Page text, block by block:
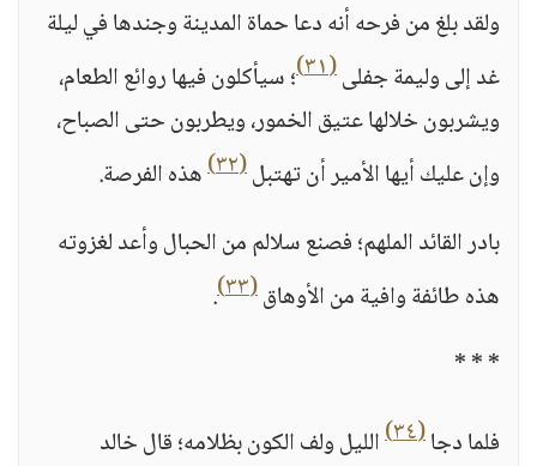
ولقد بلغ من فرحه أنه دعا حماة المدينة وجندها في ليلة
غد إلى وليمة جفلى(٣١)
؛ سيأكلون فيها روائع الطعام،
ويشربون خلالها عتيق الخمور، ويطربون حتى الصباح،
وإن عليك أيها الأمير أن تهتبل(٣٢)
هذه الفرصة.
بادر القائد الملهم؛ فصنع سلالم من الحبال وأعد لغزوته
هذه طائفة وافية من الأوهاق(٣٣)
.
* * *
فلما دجا(٣٤)
الليل ولف الكون بظلامه؛ قال خالد